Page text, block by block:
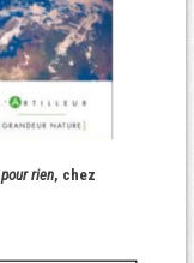
rien, chez